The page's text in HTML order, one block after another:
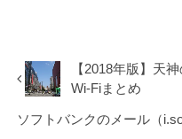
【2018年版】天
Wi-Fiまとめ
ソフトバンクのメール（